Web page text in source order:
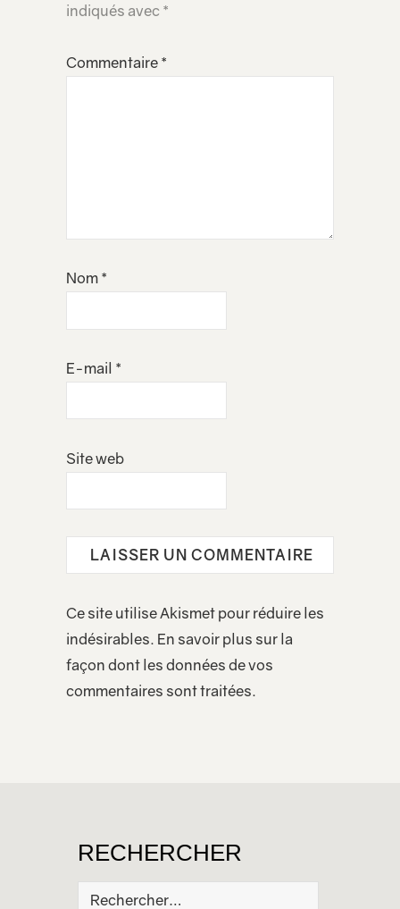
indiqués avec *
Commentaire *
Nom *
E-mail *
Site web
Ce site utilise Akismet pour réduire les
indésirables. En savoir plus sur la
façon dont les données de vos
commentaires sont traitées.
RECHERCHER
Rechercher :